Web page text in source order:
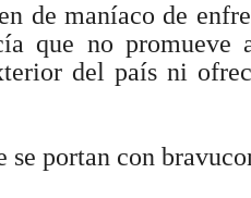
de maníaco de
que no promueve
del país ni
se portan con